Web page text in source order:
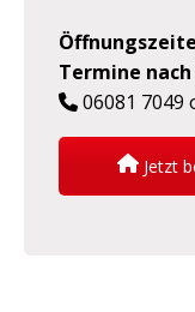
Termine
06081 7049
Jetzt